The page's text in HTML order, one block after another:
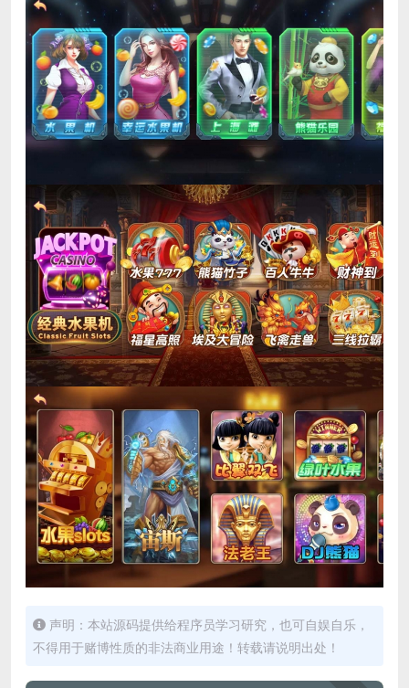
声明：本站源码提供给程序员学习研究，也可自娱自乐，
不得用于赌博性质的非法商业用途！转载请说明出处！